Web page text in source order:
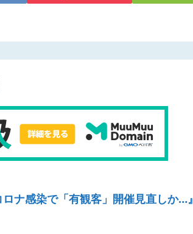
ナ感染で「有観客」開催見直しか…』